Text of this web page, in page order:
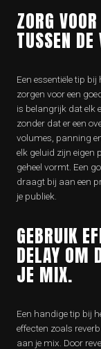
ZORG
TUSSEN
Een essentiële tip
zorgen voor een
is belangrijk dat elk
zonder dat er een
volumes, panning
elk geluid zijn eigen
geheel vormt. Een
draagt bij aan een
je publiek.
GEBRUIK
DELAY OM
JE MIX.
Een handige tip bij
effecten zoals
aan je mix. Door